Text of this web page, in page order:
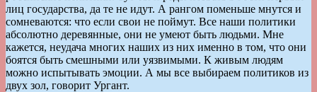
лиц государства, да те не идут. А рангом поменьше мнутся и
сомневаются: что если свои не поймут. Все наши политики
абсолютно деревянные, они не умеют быть людьми. Мне
кажется, неудача многих наших из них именно в том, что они
боятся быть смешными или уязвимыми. К живым людям
можно испытывать эмоции. А мы все выбираем политиков из
двух зол, говорит Ургант.